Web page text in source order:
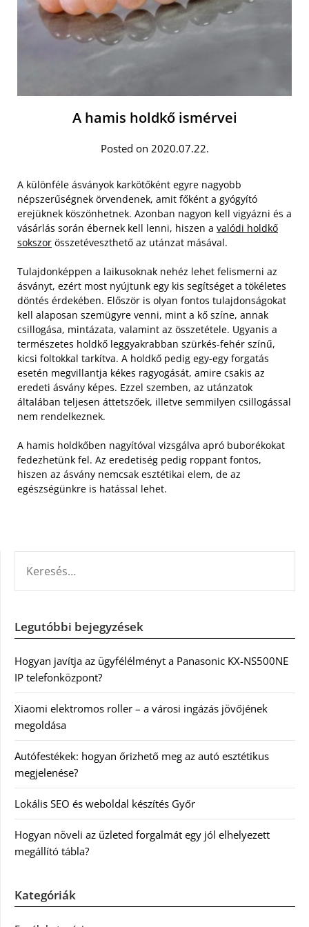
A hamis holdkő ismérvei
Posted on 2020.07.22.
A különféle ásványok karkötőként egyre nagyobb
népszerűségnek örvendenek, amit főként a gyógyító
erejüknek köszönhetnek. Azonban nagyon kell vigyázni és a
vásárlás során ébernek kell lenni, hiszen a valódi holdkő
sokszor összetéveszthető az utánzat másával.
Tulajdonképpen a laikusoknak nehéz lehet felismerni az
ásványt, ezért most nyújtunk egy kis segítséget a tökéletes
döntés érdekében. Először is olyan fontos tulajdonságokat
kell alaposan szemügyre venni, mint a kő színe, annak
csillogása, mintázata, valamint az összetétele. Ugyanis a
természetes holdkő leggyakrabban szürkés-fehér színű,
kicsi foltokkal tarkítva. A holdkő pedig egy-egy forgatás
esetén megvillantja kékes ragyogását, amire csakis az
eredeti ásvány képes. Ezzel szemben, az utánzatok
általában teljesen áttetszőek, illetve semmilyen csillogással
nem rendelkeznek.
A hamis holdkőben nagyítóval vizsgálva apró buborékokat
fedezhetünk fel. Az eredetiség pedig roppant fontos,
hiszen az ásvány nemcsak esztétikai elem, de az
egészségünkre is hatással lehet.
Legutóbbi bejegyzések
Hogyan javítja az ügyfélélményt a Panasonic KX-NS500NE
IP telefonközpont?
Xiaomi elektromos roller – a városi ingázás jövőjének
megoldása
Autófestékek: hogyan őrizhető meg az autó esztétikus
megjelenése?
Lokális SEO és weboldal készítés Győr
Hogyan növeli az üzleted forgalmát egy jól elhelyezett
megállító tábla?
Kategóriák